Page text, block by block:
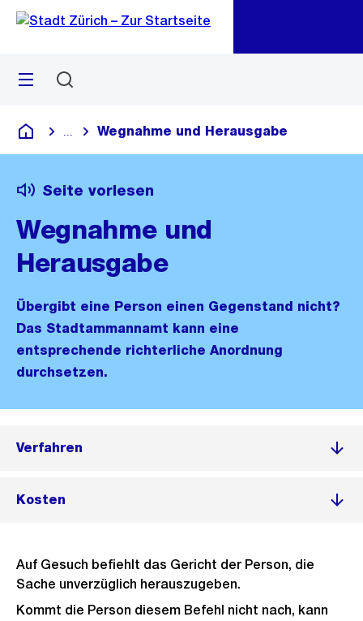
Navigation
Sprunglink
Menü
Deutsch
Blende alle Breadcrumbs ein
Wegnahme und Herausgabe
Seite vorlesen
Wegnahme und
Herausgabe
Übergibt eine Person einen Gegenstand nicht?
Das Stadtammannamt kann eine
entsprechende richterliche Anordnung
durchsetzen.
Verfahren
Kosten
Auf Gesuch befiehlt das Gericht der Person, die
Sache unverzüglich herauszugeben.
Kommt die Person diesem Befehl nicht nach, kann